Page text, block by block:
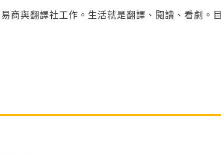
與翻譯社工作。生活就是翻譯、閱讀、看劇。目